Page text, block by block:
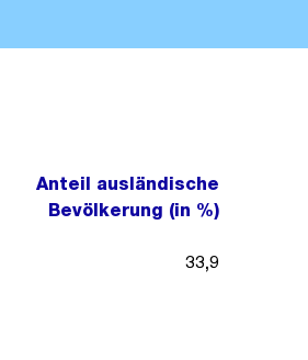
Anteil ausländische
Bevölkerung (in %)
33,9